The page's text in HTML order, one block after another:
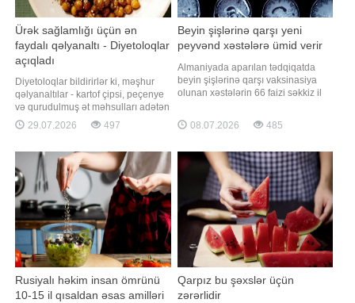
Ürək sağlamlığı üçün ən
faydalı qəlyanaltı - Diyetoloqlar
açıqladı
Diyetoloqlar bildirirlər ki, məşhur
qəlyanaltılar - kartof çipsi, peçenye
və qurudulmuş ət məhsulları adətən
yüksək miqdarda natrium və
doymuş yağ ehtiva etdiyindən ürək
sayılmır. Qaynarinfo xəbər verir ki,
"Martha Stewart" portalının
yazdığına görə, ürək üçü
29.07.2026 497
Beyin şişlərinə qarşı yeni
peyvənd xəstələrə ümid verir
Almaniyada aparılan tədqiqatda
beyin şişlərinə qarşı vaksinasiya
olunan xəstələrin 66 faizi səkkiz il
məqsədi şişin təkrar yaranmasının
qarşısını almaqdır. Beyin şişlərinin
əməliyyatla tam götürülməsi çox
nadir hallarda mümkün olur.
Xəstələr
08.07.2026 485
Rusiyalı həkim insan ömrünü
10-15 il qısaldan əsas amilləri
Qarpız bu şəxslər üçün
zərərlidir